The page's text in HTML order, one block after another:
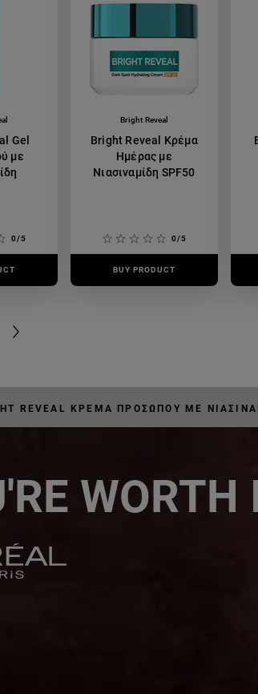
Gel
με
0/5
Bright Reveal
Bright Reveal Κρέμα
Ημέρας με
Νιασιναμίδη SPF50
0/5
BUY PRODUCT
CARD
NEXT CARD
REVEAL ΚΡΈΜΑ ΠΡΟΣΏΠΟΥ ΜΕ
WORTH